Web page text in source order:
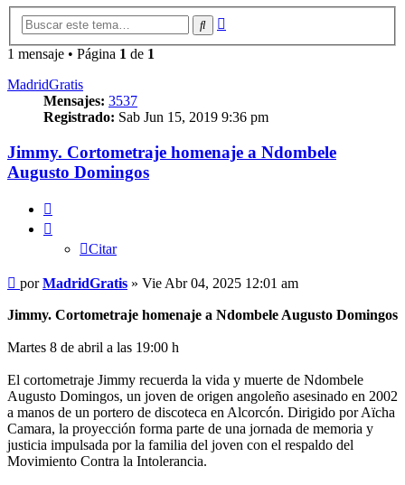
Buscar
1 mensaje • Página 1 de 1
MadridGratis
Mensajes: 3537
Registrado: Sab Jun 15, 2019 9:36 pm
Jimmy. Cortometraje homenaje a Ndombele
Augusto Domingos
Citar
Mensaje
porMadridGratis » Vie Abr 04, 2025 12:01 am
Jimmy. Cortometraje homenaje a Ndombele Augusto Domingos
Martes 8 de abril a las 19:00 h
El cortometraje Jimmy recuerda la vida y muerte de Ndombele
Augusto Domingos, un joven de origen angoleño asesinado en 2002
a manos de un portero de discoteca en Alcorcón. Dirigido por Aïcha
Camara, la proyección forma parte de una jornada de memoria y
justicia impulsada por la familia del joven con el respaldo del
Movimiento Contra la Intolerancia.